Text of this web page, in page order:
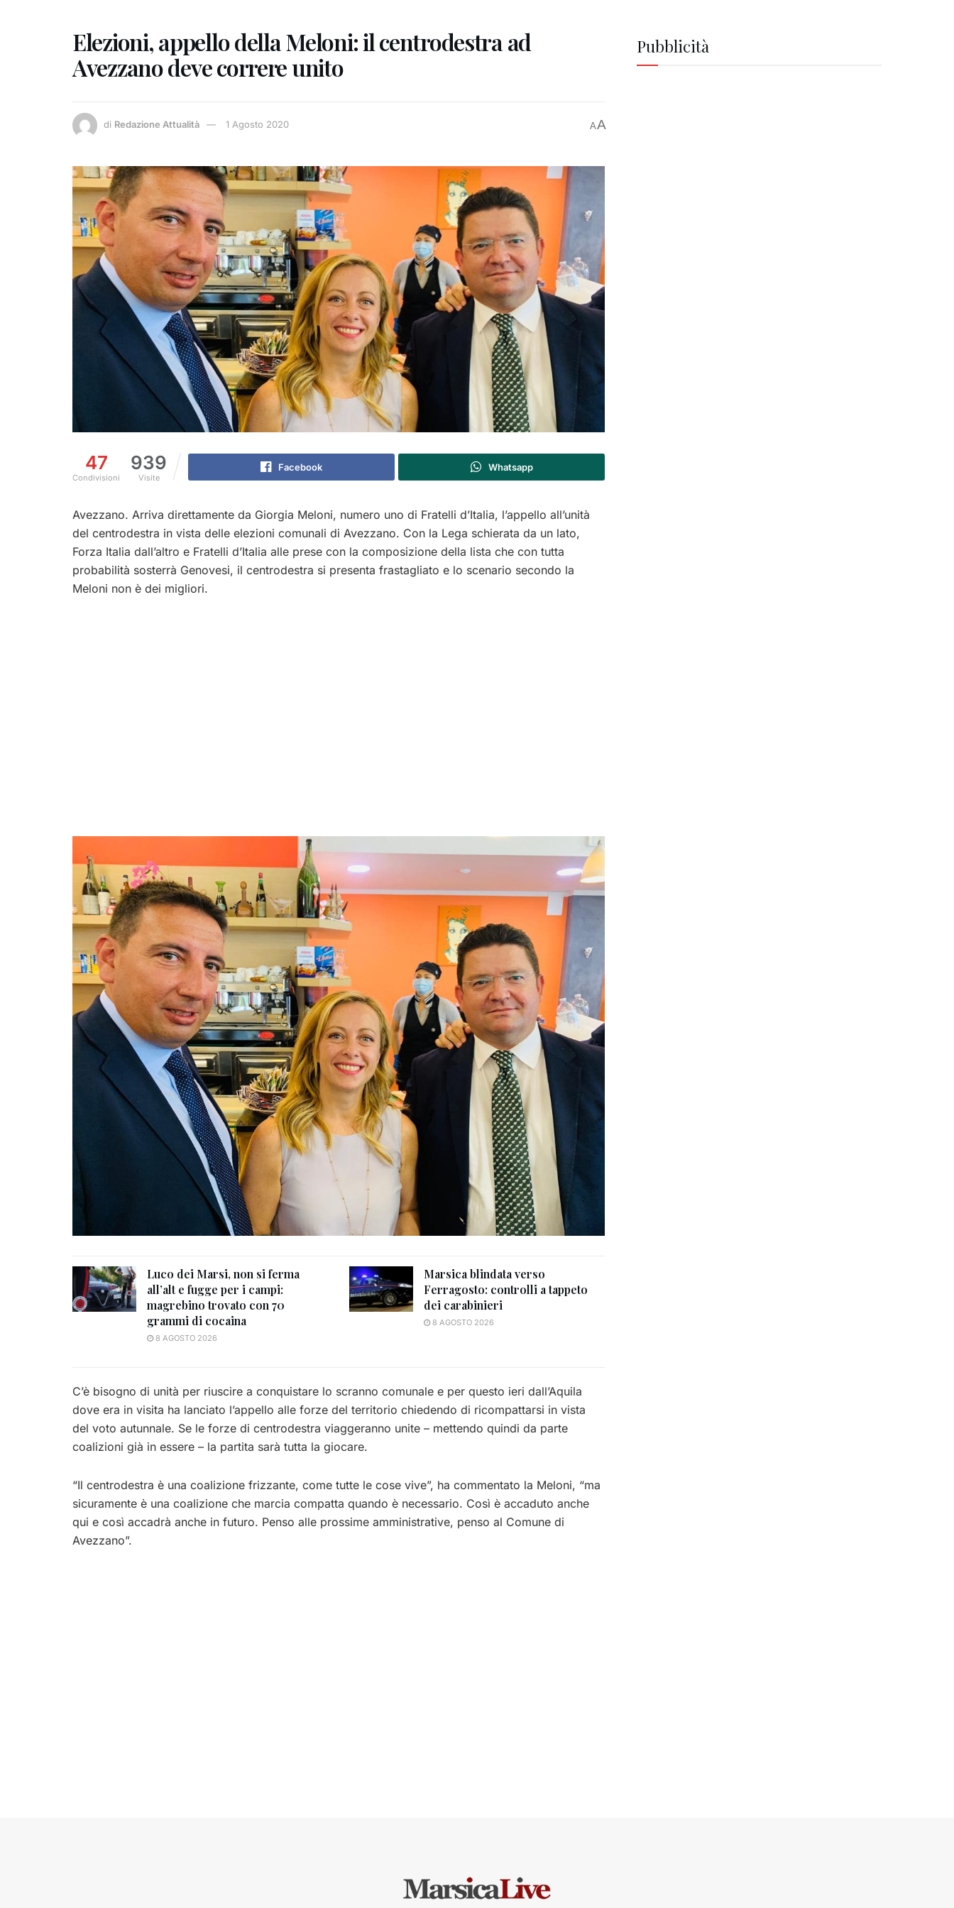
Elezioni, appello della Meloni: il centrodestra ad
Avezzano deve correre unito
di Redazione Attualità 1 Agosto 2020 AA
47
Condivisioni
939
Visite
Facebook Whatsapp
Avezzano. Arriva direttamente da Giorgia Meloni, numero uno di Fratelli d’Italia, l’appello all’unità
del centrodestra in vista delle elezioni comunali di Avezzano. Con la Lega schierata da un lato,
Forza Italia dall’altro e Fratelli d’Italia alle prese con la composizione della lista che con tutta
probabilità sosterrà Genovesi, il centrodestra si presenta frastagliato e lo scenario secondo la
Meloni non è dei migliori.
Luco dei Marsi, non si ferma
all’alt e fugge per i campi:
magrebino trovato con 70
grammi di cocaina
8 AGOSTO 2026
Marsica blindata verso
Ferragosto: controlli a tappeto
dei carabinieri
8 AGOSTO 2026
C’è bisogno di unità per riuscire a conquistare lo scranno comunale e per questo ieri dall’Aquila
dove era in visita ha lanciato l’appello alle forze del territorio chiedendo di ricompattarsi in vista
del voto autunnale. Se le forze di centrodestra viaggeranno unite – mettendo quindi da parte
coalizioni già in essere – la partita sarà tutta la giocare.
“Il centrodestra è una coalizione frizzante, come tutte le cose vive”, ha commentato la Meloni, “ma
sicuramente è una coalizione che marcia compatta quando è necessario. Così è accaduto anche
qui e così accadrà anche in futuro. Penso alle prossime amministrative, penso al Comune di
Avezzano”.
Pubblicità